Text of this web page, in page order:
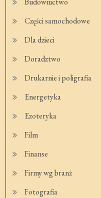
Części samochodowe
Dla dzieci
Doradztwo
Drukarnie i poligrafia
Energetyka
Ezoteryka
Film
Finanse
Firmy wg branż
Fotografia